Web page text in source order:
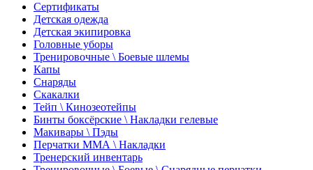
Сертификаты
Детская одежда
Детская экипировка
Головные уборы
Тренировочные \ Боевые шлемы
Капы
Снаряды
Скакалки
Тейп \ Кинозеотейпы
Бинты боксёрские \ Накладки гелевые
Макивары \ Пэды
Перчатки ММА \ Накладки
Тренерский инвентарь